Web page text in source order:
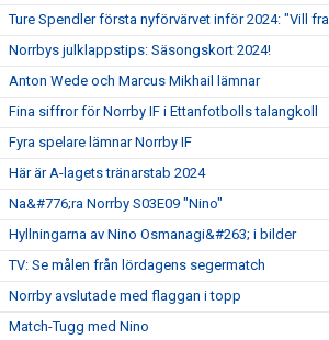
Ture Spendler första nyförvärvet inför 2024: "Vill
Norrbys julklappstips: Säsongskort 2024!
Anton Wede och Marcus Mikhail lämnar
Fina siffror för Norrby IF i Ettanfotbolls talangkoll
Fyra spelare lämnar Norrby IF
Här är A-lagets tränarstab 2024
Na&#776;ra Norrby S03E09 "Nino"
Hyllningarna av Nino Osmanagi&#263; i bilder
TV: Se målen från lördagens segermatch
Norrby avslutade med flaggan i topp
Match-Tugg med Nino